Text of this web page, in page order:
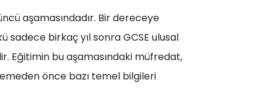
aşamasındadır. Bir dereceye
birkaç yıl sonra GCSE ulusal
Eğitimin bu aşamasındaki müfredat,
önce bazı temel bilgileri